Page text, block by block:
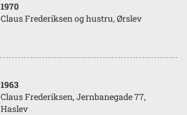
1970
Claus Frederiksen og hustru, Ørslev
1963
Claus Frederiksen, Jernbanegade 77,
Haslev